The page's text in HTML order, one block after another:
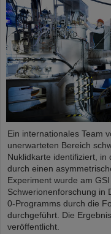
Ein internationales Team
unerwarteten Bereich
Nuklidkarte identifiziert, in
durch einen
Experiment wurde am
Schwerionenforschung in
0-Programms durch die
durchgeführt. Die
veröffentlicht.